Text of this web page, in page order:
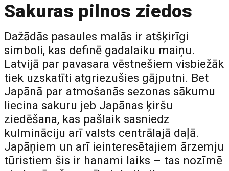
Sakuras pilnos ziedos
Dažādās pasaules malās ir atšķirīgi
simboli, kas definē gadalaiku maiņu.
Latvijā par pavasara vēstnešiem visbiežāk
tiek uzskatīti atgriezušies gājputni. Bet
Japānā par atmošanās sezonas sākumu
liecina sakuru jeb Japānas ķiršu
ziedēšana, kas pašlaik sasniedz
kulmināciju arī valsts centrālajā daļā.
Japāņiem un arī ieinteresētajiem ārzemju
tūristiem šis ir hanami laiks – tas nozīmē